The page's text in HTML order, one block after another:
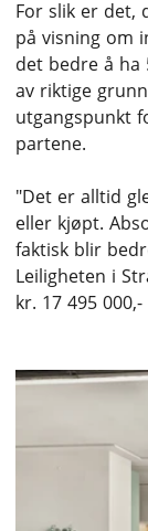
For slik er det,
på visning om
det bedre å ha
av riktige
utgangspunkt
partene.
"Det er alltid
eller kjøpt.
faktisk blir
Leiligheten i
kr. 17 495